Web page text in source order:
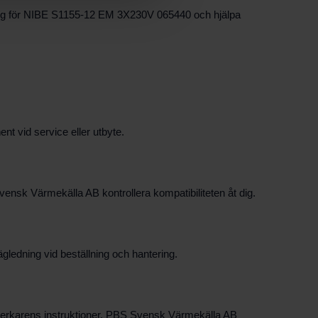
NIBE S1155-12 EM 3X230V 065440 och hjälpa
vid service eller utbyte.
Värmekälla AB kontrollera kompatibiliteten åt dig.
vid beställning och hantering.
instruktioner. PBS Svensk Värmekälla AB